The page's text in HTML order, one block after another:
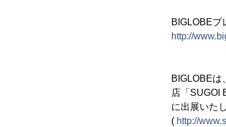
BIGLOBEプ
http://
BIGLOBEは
店「SUGOI
に出展いた
( http://